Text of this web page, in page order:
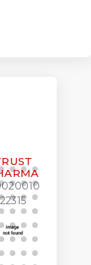
22315